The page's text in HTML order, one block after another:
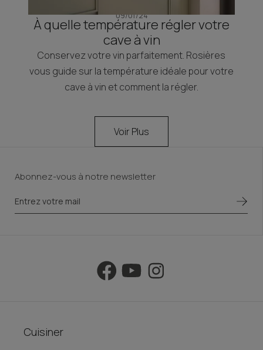
09/01/24
À quelle température régler votre
cave à vin
Conservez votre vin parfaitement. Rosières
vous guide sur la température idéale pour votre
cave à vin et comment la régler.
Voir Plus
Abonnez-vous à notre newsletter
Cuisiner